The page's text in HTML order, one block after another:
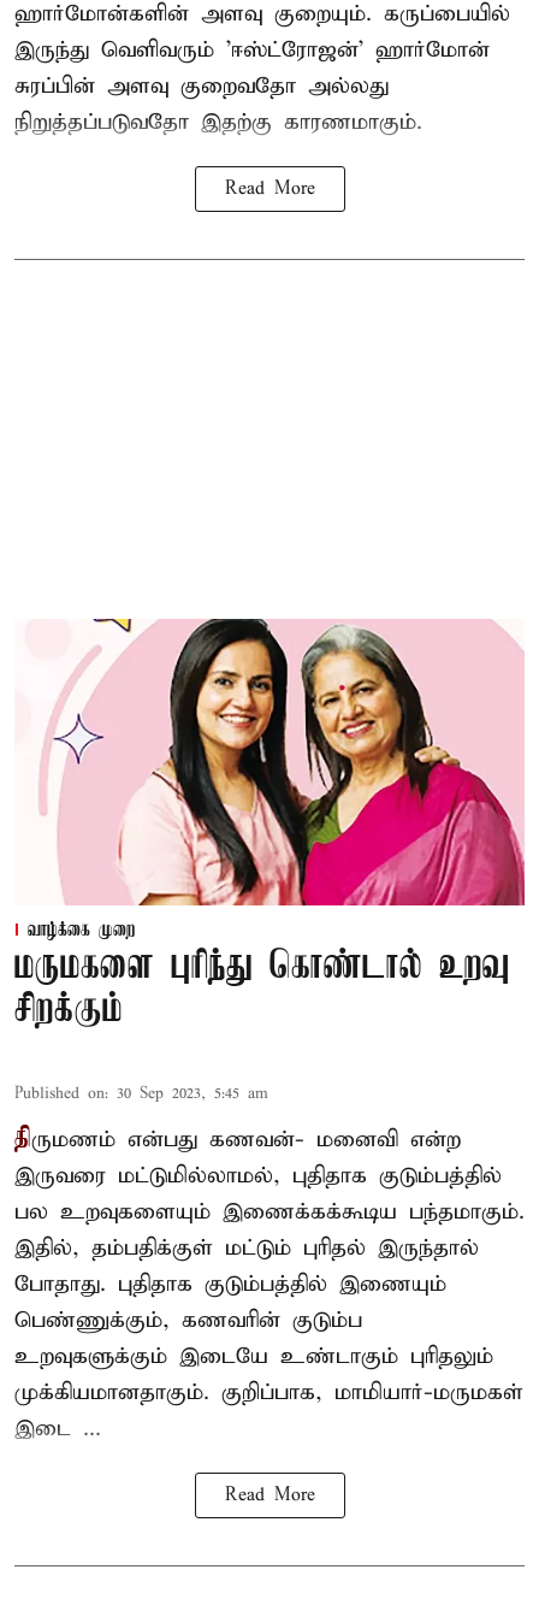
ஹார்மோன்களின் அளவு குறையும். கருப்பையில்
இருந்து வெளிவரும் 'ஈஸ்ட்ரோஜன்' ஹார்மோன்
சுரப்பின் அளவு குறைவதோ அல்லது
நிறுத்தப்படுவதோ இதற்கு காரணமாகும்.
Read More
வாழ்க்கை முறை
மருமகளை புரிந்து கொண்டால் உறவு
சிறக்கும்
Published on: 30 Sep 2023, 5:45 am
திருமணம் என்பது கணவன்- மனைவி என்ற
இருவரை மட்டுமில்லாமல், புதிதாக குடும்பத்தில்
பல உறவுகளையும் இணைக்கக்கூடிய பந்தமாகும்.
இதில், தம்பதிக்குள் மட்டும் புரிதல் இருந்தால்
போதாது. புதிதாக குடும்பத்தில் இணையும்
பெண்ணுக்கும், கணவரின் குடும்ப
உறவுகளுக்கும் இடையே உண்டாகும் புரிதலும்
முக்கியமானதாகும். குறிப்பாக, மாமியார்-மருமகள்
இடை ...
Read More